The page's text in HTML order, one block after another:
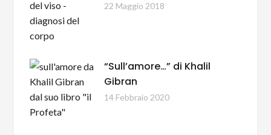
22 Maggio 2018
“Sull’amore…” di Khalil
Gibran
14 Febbraio 2020